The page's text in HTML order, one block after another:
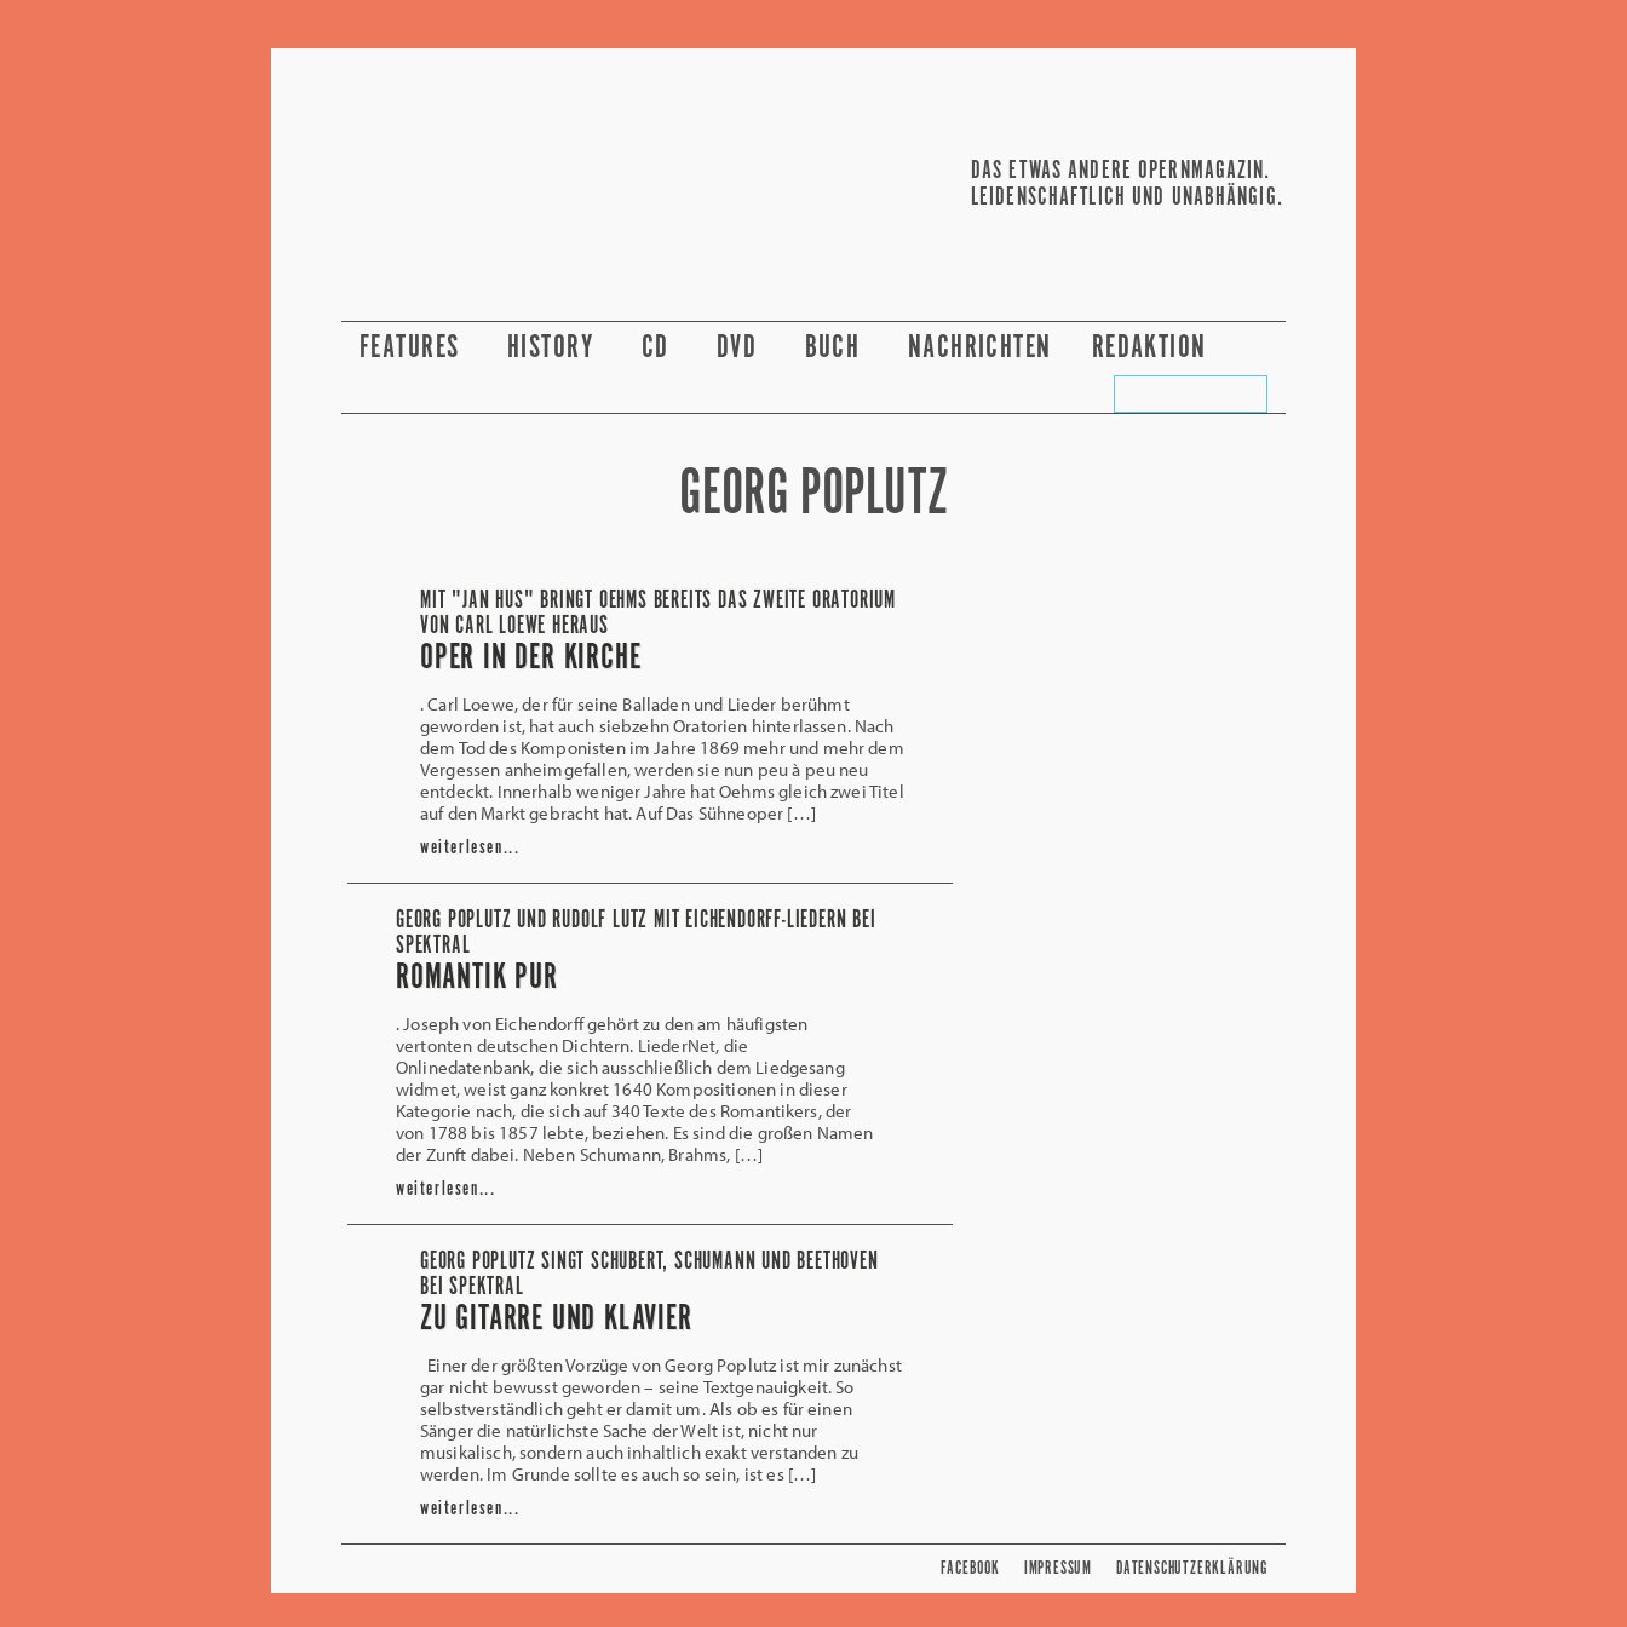
DAS ETWAS ANDERE OPERNMAGAZIN.
LEIDENSCHAFTLICH UND UNABHÄNGIG.
FEATURES HISTORY CD DVD BUCH NACHRICHTEN REDAKTION
GEORG POPLUTZ
MIT "JAN HUS" BRINGT OEHMS BEREITS DAS ZWEITE ORATORIUM
VON CARL LOEWE HERAUS
OPER IN DER KIRCHE
. Carl Loewe, der für seine Balladen und Lieder berühmt
geworden ist, hat auch siebzehn Oratorien hinterlassen. Nach
dem Tod des Komponisten im Jahre 1869 mehr und mehr dem
Vergessen anheimgefallen, werden sie nun peu à peu neu
entdeckt. Innerhalb weniger Jahre hat Oehms gleich zwei Titel
auf den Markt gebracht hat. Auf Das Sühneoper […]
weiterlesen...
GEORG POPLUTZ UND RUDOLF LUTZ MIT EICHENDORFF-LIEDERN BEI
SPEKTRAL
ROMANTIK PUR
. Joseph von Eichendorff gehört zu den am häufigsten
vertonten deutschen Dichtern. LiederNet, die
Onlinedatenbank, die sich ausschließlich dem Liedgesang
widmet, weist ganz konkret 1640 Kompositionen in dieser
Kategorie nach, die sich auf 340 Texte des Romantikers, der
von 1788 bis 1857 lebte, beziehen. Es sind die großen Namen
der Zunft dabei. Neben Schumann, Brahms, […]
weiterlesen...
GEORG POPLUTZ SINGT SCHUBERT, SCHUMANN UND BEETHOVEN
BEI SPEKTRAL
ZU GITARRE UND KLAVIER
Einer der größten Vorzüge von Georg Poplutz ist mir zunächst
gar nicht bewusst geworden – seine Textgenauigkeit. So
selbstverständlich geht er damit um. Als ob es für einen
Sänger die natürlichste Sache der Welt ist, nicht nur
musikalisch, sondern auch inhaltlich exakt verstanden zu
werden. Im Grunde sollte es auch so sein, ist es […]
weiterlesen...
DATENSCHUTZERKLÄRUNG
IMPRESSUM
FACEBOOK